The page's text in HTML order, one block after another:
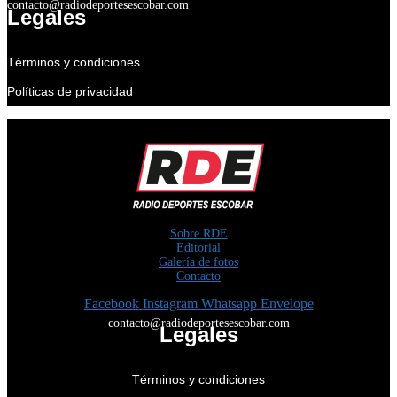
contacto@radiodeportesescobar.com
Legales
Términos y condiciones
Políticas de privacidad
Sobre RDE
Editorial
Galería de fotos
Contacto
Facebook Instagram Whatsapp Envelope
contacto@radiodeportesescobar.com
Legales
Términos y condiciones